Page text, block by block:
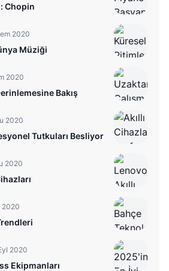
Chopin
2020
Müziği
2020
Bakış
2020
Tutkuları Besliyor
2020
2020
2020
Ekipmanları